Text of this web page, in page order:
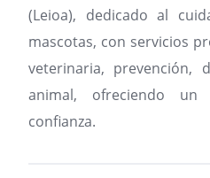
(Leioa), dedicado al
mascotas, con servicios
veterinaria, prevención,
animal, ofreciendo
confianza.